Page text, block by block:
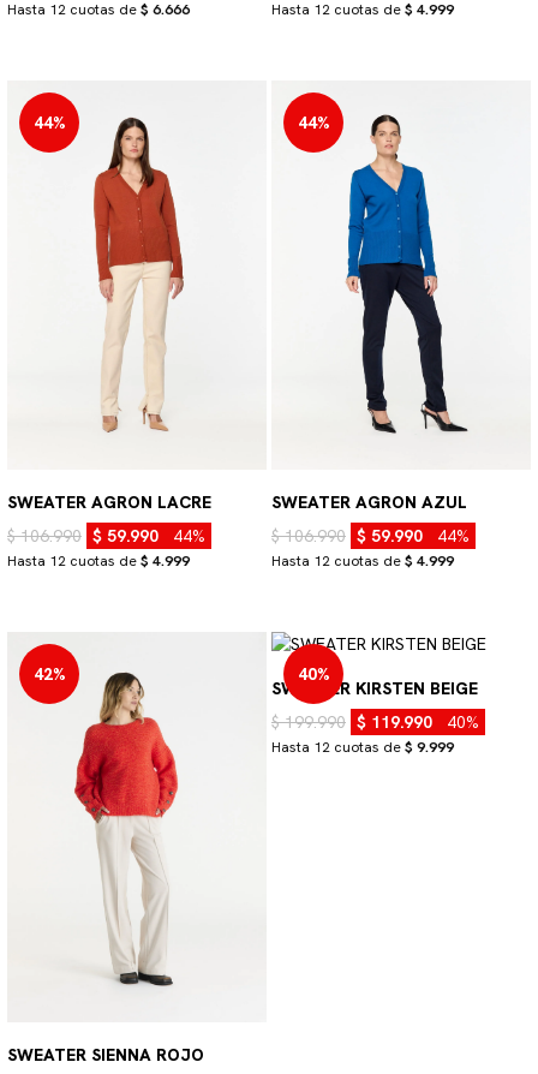
Hasta 12 cuotas de$ 6.666 Hasta 12 cuotas de$ 4.999
44%
SWEATER AGRON LACRE
$ 106.990 $ 59.990 44%
Hasta 12 cuotas de$ 4.999
44%
SWEATER AGRON AZUL
$ 106.990 $ 59.990 44%
Hasta 12 cuotas de$ 4.999
42%
SWEATER SIENNA ROJO
40%
SWEATER KIRSTEN BEIGE
$ 199.990 $ 119.990 40%
Hasta 12 cuotas de$ 9.999